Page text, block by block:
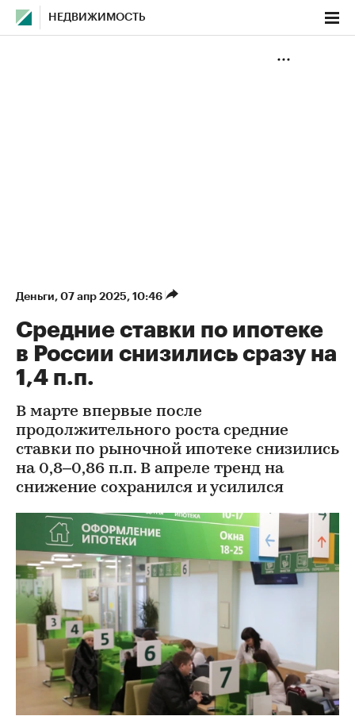
НЕДВИЖИМОСТЬ
Деньги⁠, 07 апр 2025, 10:46
Средние ставки по ипотеке
в России снизились сразу на
1,4 п.п.
В марте впервые после
продолжительного роста средние
ставки по рыночной ипотеке снизились
на 0,8–0,86 п.п. В апреле тренд на
снижение сохранился и усилился